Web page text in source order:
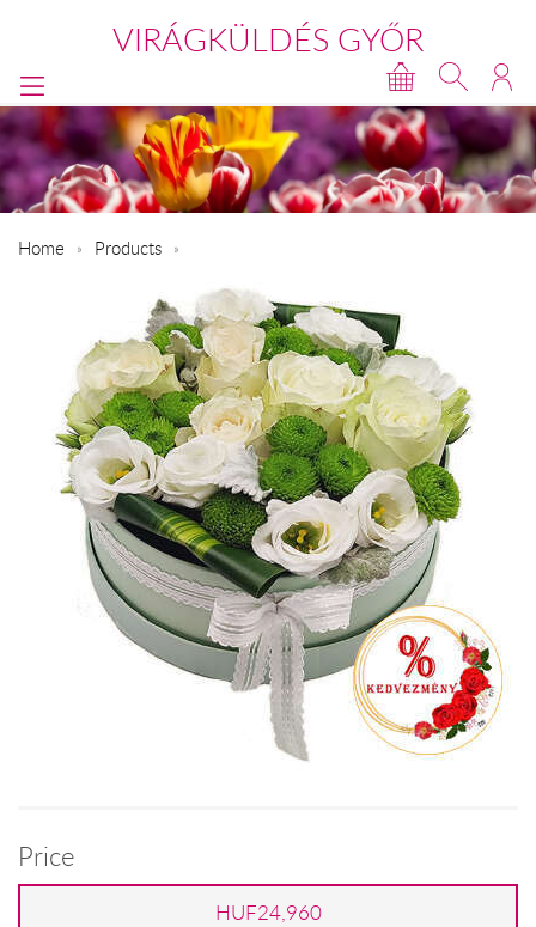
VIRÁGKÜLDÉS GYŐR
Home Products
Price
HUF24,960